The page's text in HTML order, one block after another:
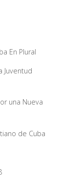
En Plural
Juventud
una Nueva
de Cuba